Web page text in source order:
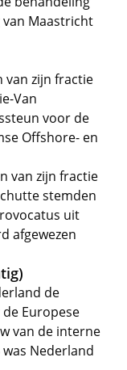
Maastricht
van zijn fractie
Van
voor de
Offshore- en
van zijn fractie
stemden
uit
afgewezen
de
Europese
van de interne
Nederland